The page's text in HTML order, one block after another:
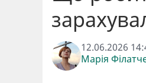
12.06.2026
Марія